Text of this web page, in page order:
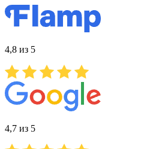
4,8 из 5
4,7 из 5